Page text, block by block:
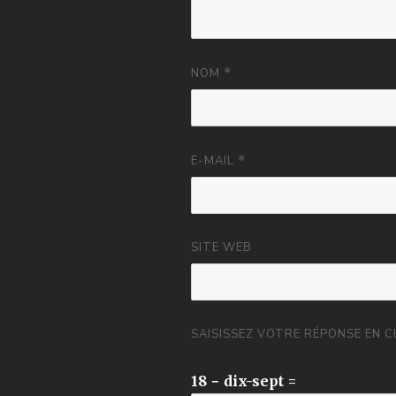
NOM *
E-MAIL *
SITE WEB
SAISISSEZ VOTRE RÉPONSE EN
18 − dix-sept =